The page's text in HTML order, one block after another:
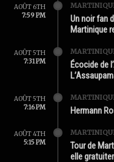
AOÛT 6TH
7:59 PM
Un noir fan
Martinique
AOÛT 5TH
7:31 PM
Écocide de
AOÛT 5TH
7:16 PM
Hermann
AOÛT 4TH
5:15 PM
Tour de
elle